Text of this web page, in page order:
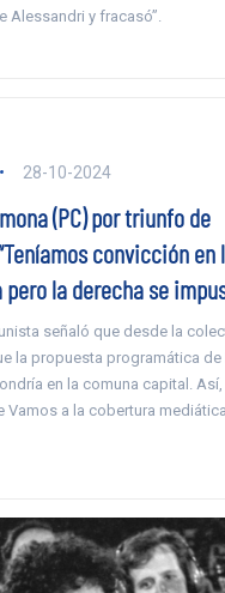
Alessandri y fracasó”.
28-10-2024
(PC) por triunfo de
convicción en
la derecha se
señaló que desde la
la propuesta programática de
en la comuna capital.
Vamos a la cobertura